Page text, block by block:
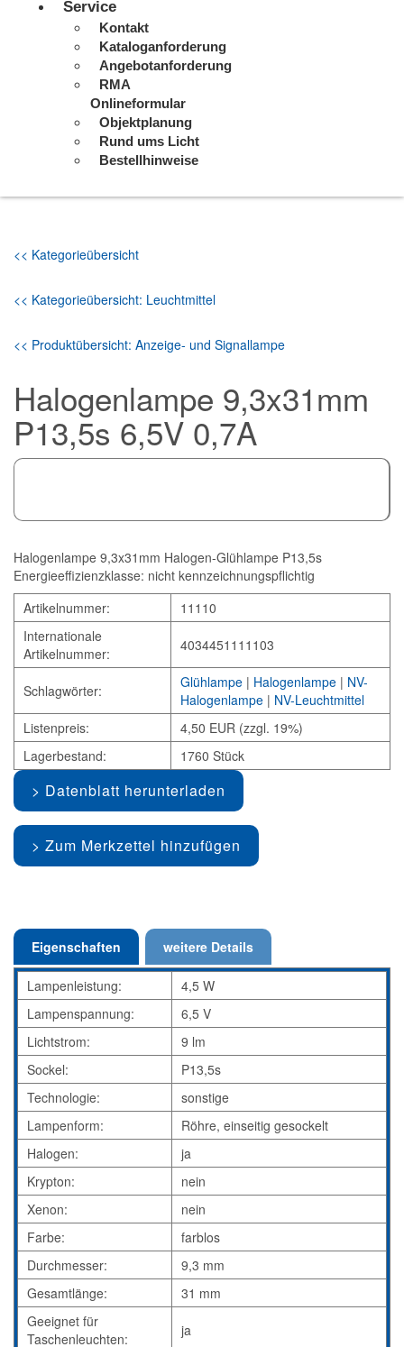
Service
Kontakt
Kataloganforderung
Angebotanforderung
RMA
Onlineformular
Objektplanung
Rund ums Licht
Bestellhinweise
<< Kategorieübersicht
<< Kategorieübersicht: Leuchtmittel
<< Produktübersicht: Anzeige- und Signallampe
Halogenlampe 9,3x31mm
P13,5s 6,5V 0,7A
Halogenlampe 9,3x31mm Halogen-Glühlampe P13,5s
Energieeffizienzklasse: nicht kennzeichnungspflichtig
Artikelnummer:
11110
Internationale
Artikelnummer:
4034451111103
Schlagwörter: Glühlampe | Halogenlampe | NV-
Halogenlampe | NV-Leuchtmittel
Listenpreis:
4,50 EUR (zzgl. 19%)
Lagerbestand:
1760 Stück
Datenblatt herunterladen
Zum Merkzettel hinzufügen
Eigenschaften weitere Details
Lampenleistung:
4,5 W
Lampenspannung:
6,5 V
Lichtstrom:
9 lm
Sockel:
P13,5s
Technologie:
sonstige
Lampenform:
Röhre, einseitig gesockelt
Halogen:
ja
Krypton:
nein
Xenon:
nein
Farbe:
farblos
Durchmesser:
9,3 mm
Gesamtlänge:
31 mm
Geeignet für
Taschenleuchten:
ja